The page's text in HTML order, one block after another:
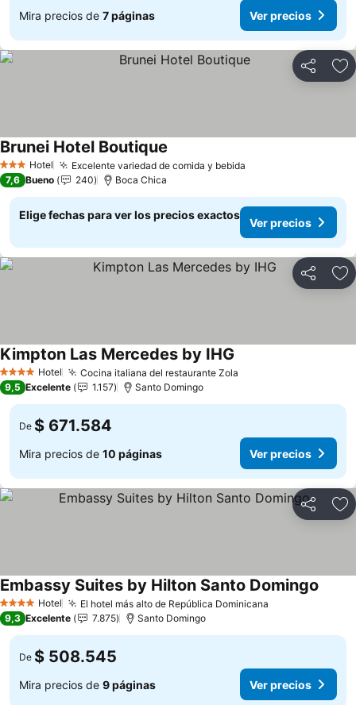
Mira precios de 7 páginas Ver precios
Compartir
3 Estrellas
Hotel Excelente variedad de comida y bebida
Brunei Hotel Boutique
7,6 Bueno 240 Boca Chica
Elige fechas para ver los precios exactos
Ver precios
Compartir
4 EstrellasHotel Cocina italiana del restaurante Zola
Kimpton Las Mercedes by IHG
9,5 Excelente 1.157 Santo Domingo
De $ 671.584
Mira precios de 10 páginas Ver precios
Compartir
4 EstrellasHotel El hotel más alto de República Dominicana
Embassy Suites by Hilton Santo Domingo
9,3 Excelente 7.875 Santo Domingo
De $ 508.545
Mira precios de 9 páginas Ver precios